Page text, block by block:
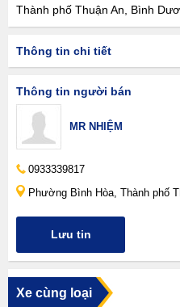
Thành phố Thuận An, Bình
Thông tin chi tiết
Thông tin người bán
MR NHIỆM
0933339817
Phường Bình Hòa, Thành phố
Lưu tin
Xe cùng loại